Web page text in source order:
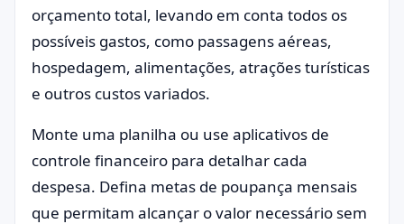
orçamento total, levando em conta todos os
possíveis gastos, como passagens aéreas,
hospedagem, alimentações, atrações turísticas
e outros custos variados.
Monte uma planilha ou use aplicativos de
controle financeiro para detalhar cada
despesa. Defina metas de poupança mensais
que permitam alcançar o valor necessário sem